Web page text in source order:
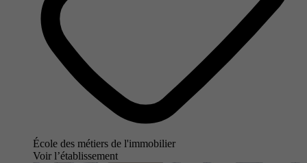
École des métiers de l'immobilier
Voir l’établissement